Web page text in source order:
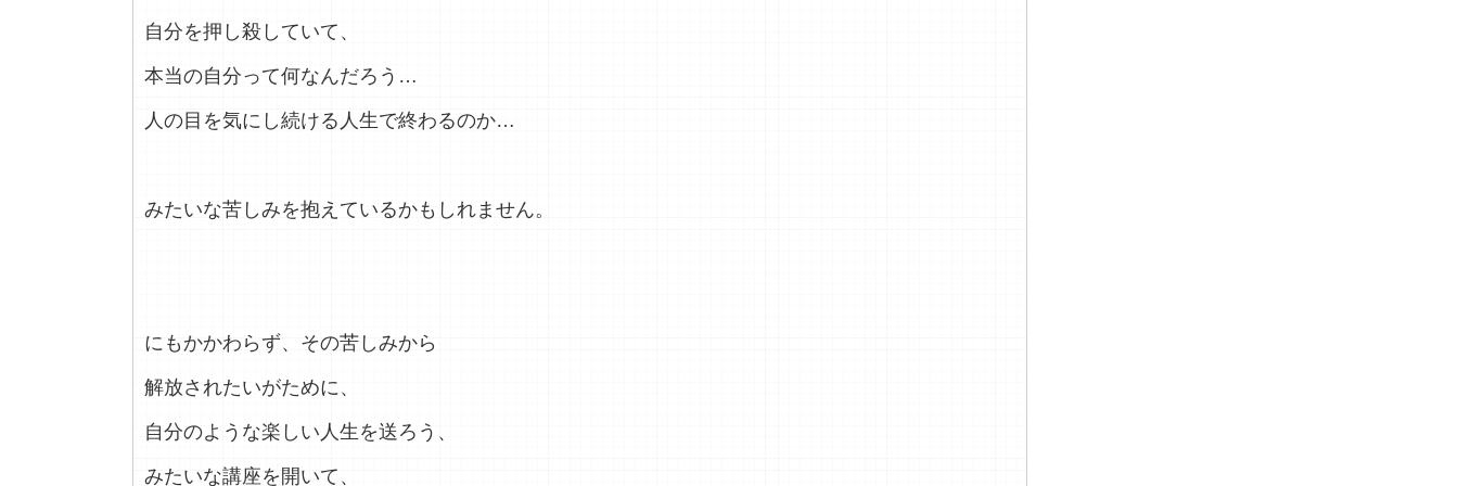
自分を押し殺していて、
本当の自分って何なんだろう…
人の目を気にし続ける人生で終わるのか…
みたいな苦しみを抱えているかもしれません。
にもかかわらず、その苦しみから
解放されたいがために、
自分のような楽しい人生を送ろう、
みたいな講座を開いて、